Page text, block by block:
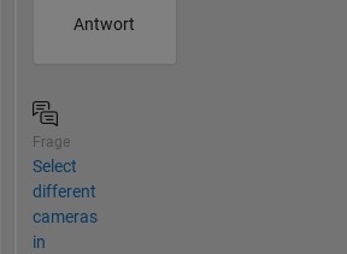
Antwort
Frage
Select
different
cameras
in